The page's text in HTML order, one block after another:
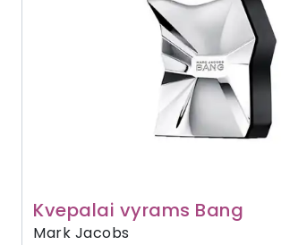
Kvepalai vyrams Bang
Mark Jacobs